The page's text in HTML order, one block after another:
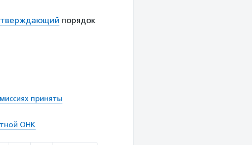
порядок
приняты
ОНК